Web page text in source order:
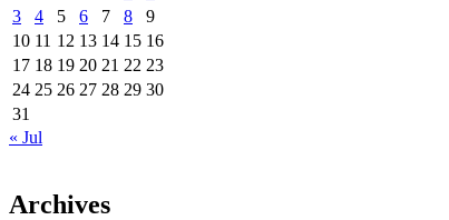
3
4 5 6 7 8
9
10 11 12 13 14 15 16
17 18 19 20 21 22 23
24 25 26 27 28 29 30
31
« Jul
Archives